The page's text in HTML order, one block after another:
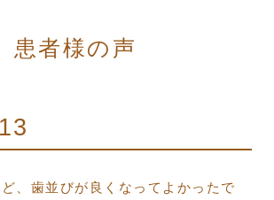
患者様の声
、歯並びが良くなってよかったで